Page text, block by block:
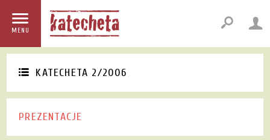
MENU
KATECHETA 2/2006
PREZENTACJE